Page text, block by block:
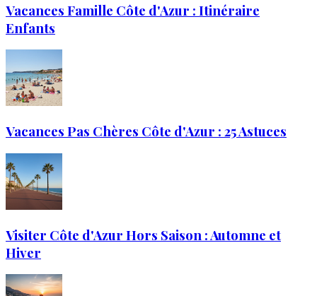
Vacances Famille Côte d'Azur : Itinéraire
Enfants
Vacances Pas Chères Côte d'Azur : 25 Astuces
Visiter Côte d'Azur Hors Saison : Automne et
Hiver